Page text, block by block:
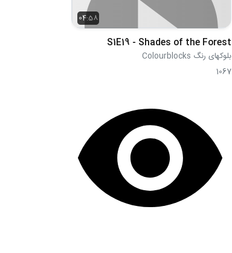
04:58
S1E19 - Shades of the Forest
بلوکهای رنگ Colourblocks
1067